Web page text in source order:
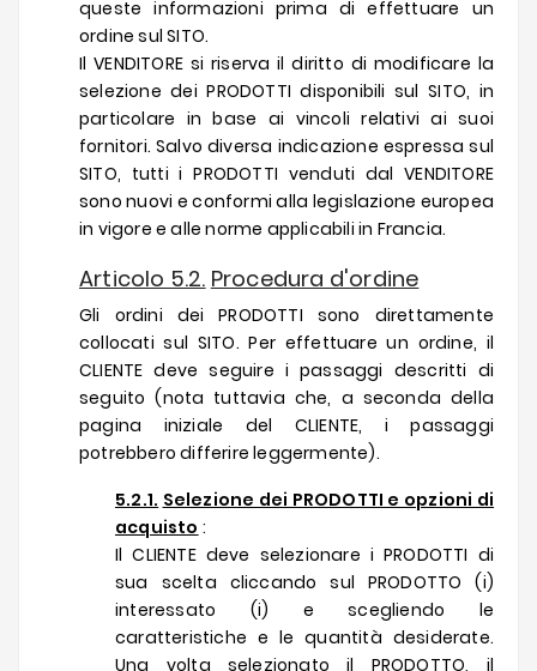
queste informazioni prima di effettuare un
ordine sul SITO.
Il VENDITORE si riserva il diritto di modificare la
selezione dei PRODOTTI disponibili sul SITO, in
particolare in base ai vincoli relativi ai suoi
fornitori. Salvo diversa indicazione espressa sul
SITO, tutti i PRODOTTI venduti dal VENDITORE
sono nuovi e conformi alla legislazione europea
in vigore e alle norme applicabili in Francia.
Articolo 5.2. Procedura d'ordine
Gli ordini dei PRODOTTI sono direttamente
collocati sul SITO. Per effettuare un ordine, il
CLIENTE deve seguire i passaggi descritti di
seguito (nota tuttavia che, a seconda della
pagina iniziale del CLIENTE, i passaggi
potrebbero differire leggermente).
5.2.1. Selezione dei PRODOTTI e opzioni di
acquisto :
Il CLIENTE deve selezionare i PRODOTTI di
sua scelta cliccando sul PRODOTTO (i)
interessato (i) e scegliendo le
caratteristiche e le quantità desiderate.
Una volta selezionato il PRODOTTO, il